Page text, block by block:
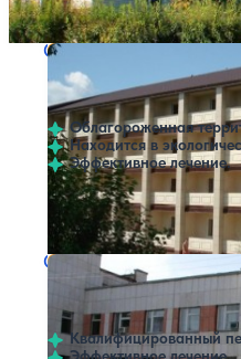
Профилей лечения:3
Санаторий
4.230 отзывов
Облагороженная
Находится в
Эффективное лечение.
Профилей лечения:6
Нет цен или
Санаторий Евразия
3.5
Орск
Квалифицированный
Нет цен илиВыбрать